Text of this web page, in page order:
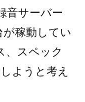
音サーバー
稼動してい
、スペック
ようと考え